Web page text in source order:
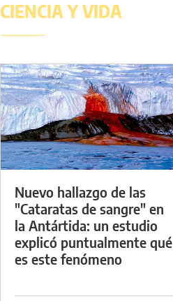
CIENCIA Y VIDA
Nuevo hallazgo de las
"Cataratas de sangre" en
la Antártida: un estudio
explicó puntualmente qué
es este fenómeno